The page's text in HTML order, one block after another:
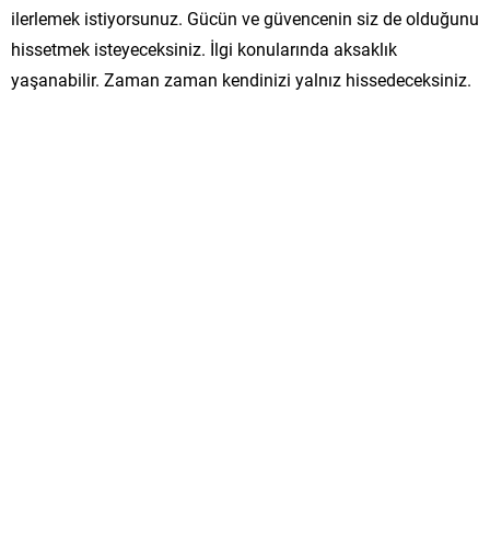
ilerlemek istiyorsunuz. Gücün ve güvencenin siz de olduğunu
hissetmek isteyeceksiniz. İlgi konularında aksaklık
yaşanabilir. Zaman zaman kendinizi yalnız hissedeceksiniz.